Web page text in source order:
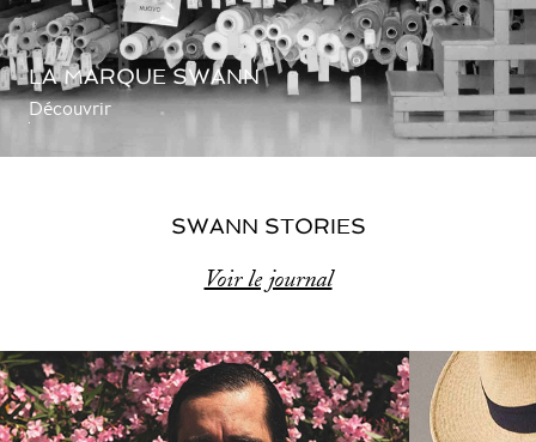
LA MARQUE SWANN
Découvrir
SWANN STORIES
Voir le journal